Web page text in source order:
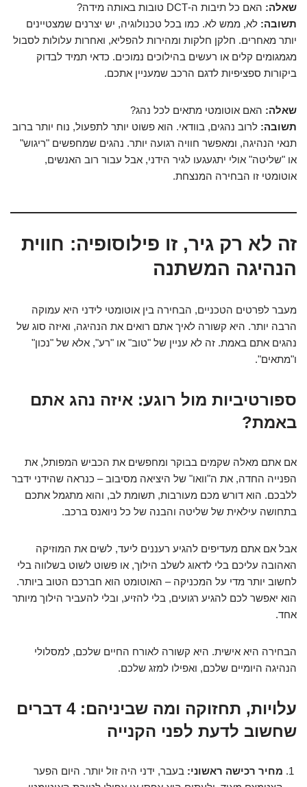
שאלה: האם כל תיבות ה-DCT טובות באותה מידה?
תשובה: לא, ממש לא. כמו בכל טכנולוגיה, יש יצרנים שמצטיינים
יותר מאחרים. חלקן חלקות ומהירות להפליא, ואחרות עלולות לסבול
מגמגומים קלים או רעשים בהילוכים נמוכים. כדאי תמיד לבדוק
ביקורות ספציפיות לדגם הרכב שמעניין אתכם.
שאלה: האם אוטומטי מתאים לכל נהג?
תשובה: לרוב נהגים, בוודאי. הוא פשוט יותר לתפעול, נוח יותר ברוב
תנאי הנהיגה, ומאפשר חוויה רגועה יותר. נהגים שמחפשים "ריגוש"
או "שליטה" אולי יתגעגעו לגיר הידני, אבל עבור רוב האנשים,
אוטומטי זו הבחירה המנצחת.
זה לא רק גיר, זו פילוסופיה: חווית
הנהיגה המשתנה
מעבר לפרטים הטכניים, הבחירה בין אוטומטי לידני היא עמוקה
הרבה יותר. היא קשורה לאיך אתם רואים את הנהיגה, ואיזה סוג של
נהגים אתם באמת. זה לא עניין של "טוב" או "רע", אלא של "נכון"
ו"מתאים".
ספורטיביות מול רוגע: איזה נהג אתם
באמת?
אם אתם מאלה שקמים בבוקר ומחפשים את הכביש המפותל, את
הפנייה החדה, את ה"וואו" של היציאה מסיבוב – כנראה שהידני ידבר
ללבכם. הוא דורש מכם מעורבות, תשומת לב, והוא מתגמל אתכם
בתחושה עילאית של שליטה והבנה של כל ניואנס ברכב.
אבל אם אתם מעדיפים להגיע רעננים ליעד, לשים את המוזיקה
האהובה עליכם בלי לדאוג לשלב הילוך, או פשוט לשוט בשלווה בלי
לחשוב יותר מדי על המכניקה – האוטומט הוא חברכם הטוב ביותר.
הוא יאפשר לכם להגיע רגועים, בלי להזיע, ובלי להעביר הילוך מיותר
אחד.
הבחירה היא אישית. היא קשורה לאורח החיים שלכם, למסלולי
הנהיגה היומיים שלכם, ואפילו למזג שלכם.
עלויות, תחזוקה ומה שביניהם: 4 דברים
שחשוב לדעת לפני הקנייה
מחיר רכישה ראשוני: בעבר, ידני היה זול יותר. היום הפער